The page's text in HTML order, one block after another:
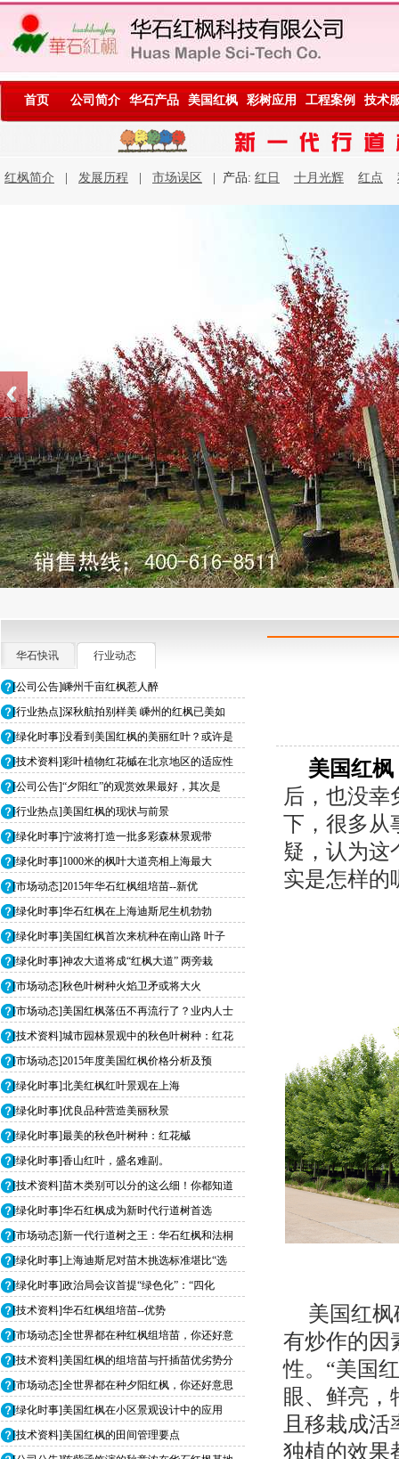
首页 公司简介 华石产品 美国红枫 彩树应用 工程案例 技术
红枫简介 发展历程 市场误区 | 产品: 红日 十月光辉 红点
华石快讯 行业动态
[公司公告]嵊州千亩红枫惹人醉
[行业热点]深秋航拍别样美 嵊州的红枫已美如
[绿化时事]没看到美国红枫的美丽红叶？或许是
[技术资料]彩叶植物红花槭在北京地区的适应性
[公司公告]“夕阳红”的观赏效果最好，其次是
[行业热点]美国红枫的现状与前景
[绿化时事]宁波将打造一批多彩森林景观带
[绿化时事]1000米的枫叶大道亮相上海最大
[市场动态]2015年华石红枫组培苗--新优
[绿化时事]华石红枫在上海迪斯尼生机勃勃
[绿化时事]美国红枫首次来杭种在南山路 叶子
[绿化时事]神农大道将成“红枫大道” 两旁栽
[市场动态]秋色叶树种火焰卫矛或将大火
[市场动态]美国红枫落伍不再流行了？业内人士
[技术资料]城市园林景观中的秋色叶树种：红花
[市场动态]2015年度美国红枫价格分析及预
[绿化时事]北美红枫红叶景观在上海
[绿化时事]优良品种营造美丽秋景
[绿化时事]最美的秋色叶树种：红花槭
[绿化时事]香山红叶，盛名难副。
[技术资料]苗木类别可以分的这么细！你都知道
[绿化时事]华石红枫成为新时代行道树首选
[市场动态]新一代行道树之王：华石红枫和法桐
[绿化时事]上海迪斯尼对苗木挑选标准堪比“选
[绿化时事]政治局会议首提“绿色化”：“四化
[技术资料]华石红枫组培苗--优势
[市场动态]全世界都在种红枫组培苗，你还好意
[技术资料]美国红枫的组培苗与扦插苗优劣势分
[市场动态]全世界都在种夕阳红枫，你还好意思
[绿化时事]美国红枫在小区景观设计中的应用
[技术资料]美国红枫的田间管理要点
美国红枫
后，也没幸
下，很多从
疑，认为这
实是怎样的
美国红
有炒作的因
性。“美国
眼、鲜亮，
且移栽成
独植的效果